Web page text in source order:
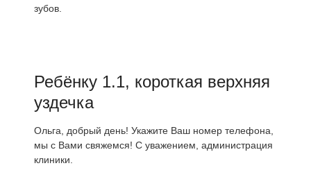
зубов.
Ребёнку 1.1, короткая верхняя
уздечка
Ольга, добрый день! Укажите Ваш номер телефона,
мы с Вами свяжемся! С уважением, администрация
клиники.